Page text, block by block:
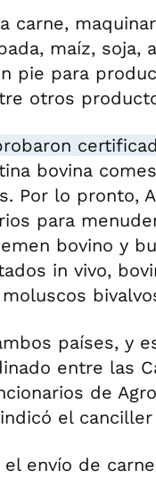
carne,
maíz, soja,
pie para
otros
bovina
Por lo pronto,
para
bovino y
in vivo,
países, y
entre las
de
el canciller
envío de